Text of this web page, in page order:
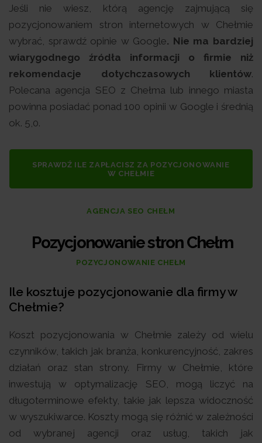
Jeśli nie wiesz, którą agencję zajmującą się
pozycjonowaniem stron internetowych w Chełmie
wybrać, sprawdź opinie w Google. Nie ma bardziej
wiarygodnego źródła informacji o firmie niż
rekomendacje dotychczasowych klientów.
Polecana agencja SEO z Chełma lub innego miasta
powinna posiadać ponad 100 opinii w Google i średnią
ok. 5,0.
SPRAWDŹ ILE ZAPŁACISZ ZA POZYCJONOWANIE
W CHEŁMIE
AGENCJA SEO CHEŁM
Pozycjonowanie stron Chełm
POZYCJONOWANIE CHEŁM
Ile kosztuje pozycjonowanie dla firmy w
Chełmie?
Koszt pozycjonowania w Chełmie zależy od wielu
czynników, takich jak branża, konkurencyjność, zakres
działań oraz stan strony. Firmy w Chełmie, które
inwestują w optymalizację SEO, mogą liczyć na
długoterminowe efekty, takie jak lepsza widoczność
w wyszukiwarce. Koszty mogą się różnić w zależności
od wybranej agencji oraz usług, takich jak